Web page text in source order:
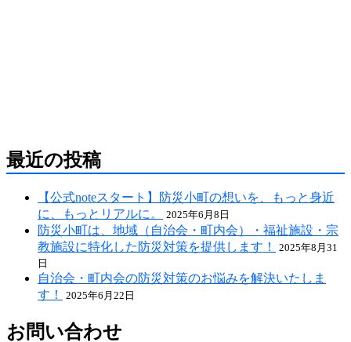
最近の投稿
【公式noteスタート】防災小町の想いを、もっと身近
に、もっとリアルに。
2025年6月8日
防災小町は、地域（自治会・町内会）・福祉施設・宗
教施設に特化した防災対策を提供します！
2025年8月31
日
自治会・町内会の防災対策のお悩みを解決いたしま
す！
2025年6月22日
お問い合わせ